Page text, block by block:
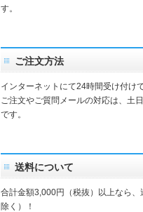
す。
ご注文方法
インターネットにて24時間受け付け
ご注文やご質問メールの対応は、土
です。
送料について
合計金額3,000円（税抜）以上なら
除く）！